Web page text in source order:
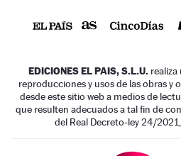
EDICIONES EL PAIS, S.L.U. realiza
reproducciones y usos de las obras y
desde este sitio web a medios de
que resulten adecuados a tal fin de
del Real Decreto-ley 24/